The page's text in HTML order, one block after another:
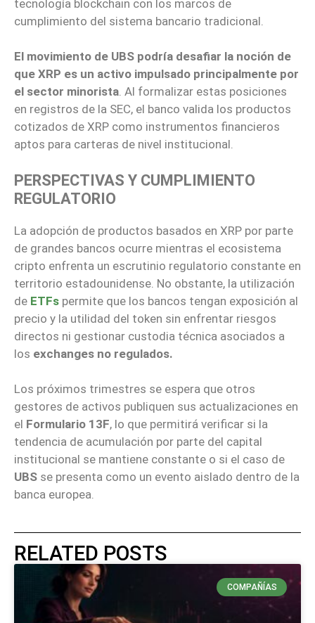
tecnología blockchain con los marcos de
cumplimiento del sistema bancario tradicional.
El movimiento de UBS podría desafiar la noción de
que XRP es un activo impulsado principalmente por
el sector minorista. Al formalizar estas posiciones
en registros de la SEC, el banco valida los productos
cotizados de XRP como instrumentos financieros
aptos para carteras de nivel institucional.
PERSPECTIVAS Y CUMPLIMIENTO
REGULATORIO
La adopción de productos basados en XRP por parte
de grandes bancos ocurre mientras el ecosistema
cripto enfrenta un escrutinio regulatorio constante en
territorio estadounidense. No obstante, la utilización
de ETFs permite que los bancos tengan exposición al
precio y la utilidad del token sin enfrentar riesgos
directos ni gestionar custodia técnica asociados a
los exchanges no regulados.
Los próximos trimestres se espera que otros
gestores de activos publiquen sus actualizaciones en
el Formulario 13F, lo que permitirá verificar si la
tendencia de acumulación por parte del capital
institucional se mantiene constante o si el caso de
UBS se presenta como un evento aislado dentro de la
banca europea.
RELATED POSTS
COMPAÑÍAS